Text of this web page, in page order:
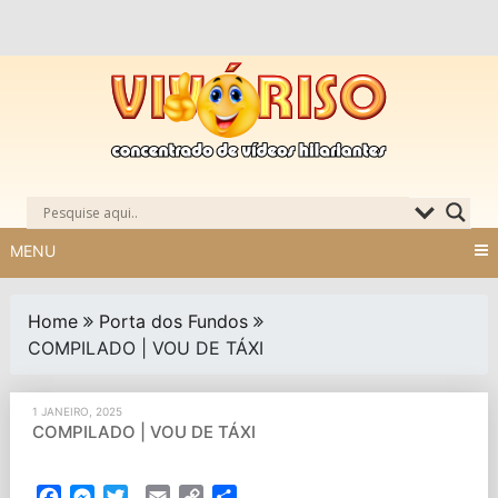
MENU
Home
Porta dos Fundos
COMPILADO | VOU DE TÁXI
1 JANEIRO, 2025
COMPILADO | VOU DE TÁXI